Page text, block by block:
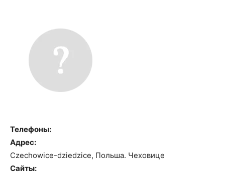
Телефоны:
Адрес:
Czechowice-dziedzice, Польша. Чеховице
Сайты: